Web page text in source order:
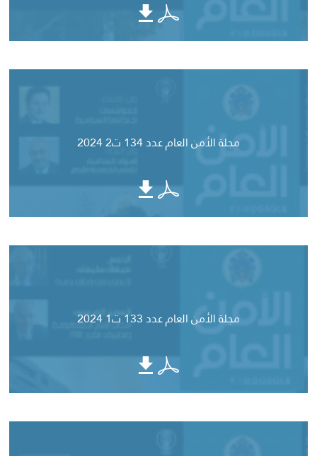
مجلة الأمن العام عدد 134 ت2 2024
مجلة الأمن العام عدد 133 ت1 2024